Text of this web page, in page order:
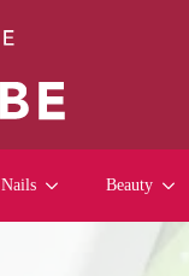
Nails Beauty